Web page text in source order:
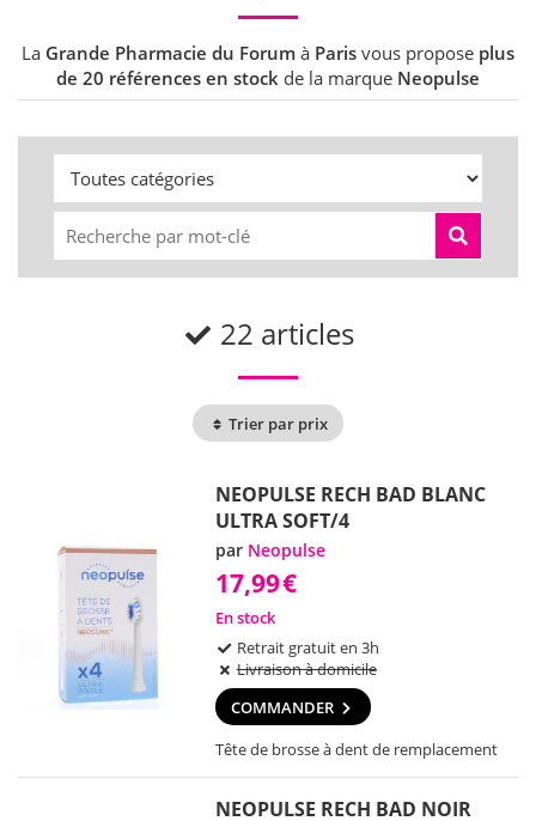
La Grande Pharmacie du Forum à Paris vous propose plus
de 20 références en stock de la marque Neopulse
22 articles
Trier par prix
NEOPULSE RECH BAD BLANC
ULTRA SOFT/4
par Neopulse
17,99€
En stock
Retrait gratuit en 3h
Livraison à domicile
COMMANDER
Tête de brosse à dent de remplacement
NEOPULSE RECH BAD NOIR